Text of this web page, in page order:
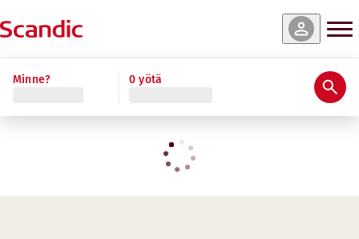
Minne? 0 yötä